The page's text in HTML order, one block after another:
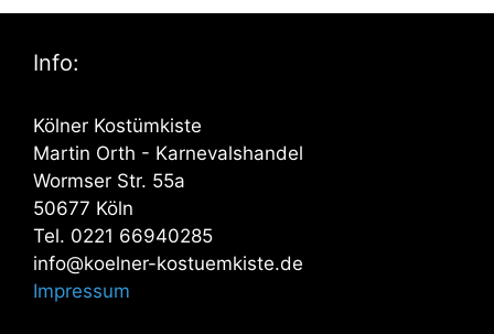
Info:
Kölner Kostümkiste
Martin Orth - Karnevalshandel
Wormser Str. 55a
50677 Köln
Tel. 0221 66940285
info@koelner-kostuemkiste.de
Impressum